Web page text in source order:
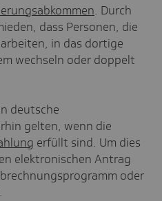
. Durch
dass Personen, die
in das dortige
wechseln oder doppelt
deutsche
gelten, wenn die
erfüllt sind. Um dies
elektronischen Antrag
oder